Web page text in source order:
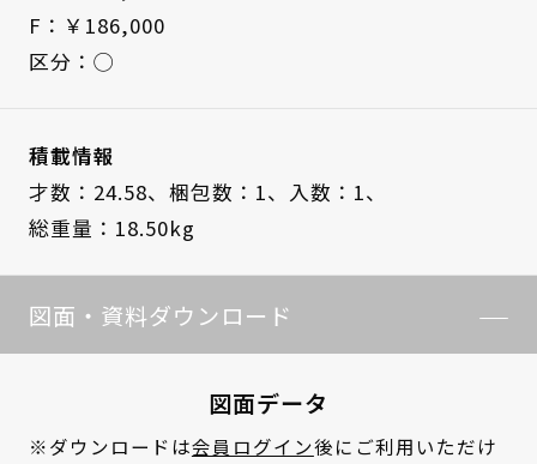
F：￥186,000
区分：◯
積載情報
才数：24.58、 梱包数：1、 入数：1、
総重量：18.50kg
図面・資料ダウンロード
図面データ
※ダウンロードは会員ログイン後にご利用いただけ